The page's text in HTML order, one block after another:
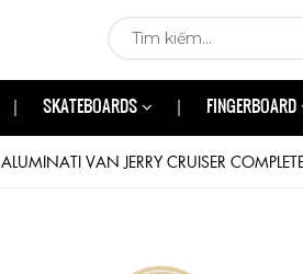
SKATEBOARDS FINGERBOARD
ALUMINATI VAN JERRY CRUISER